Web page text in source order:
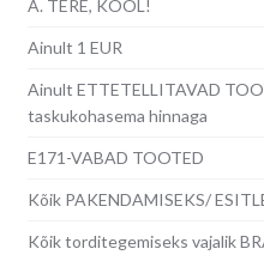
A. TERE, KOOL!
Ainult 1 EUR
Ainult ETTETELLITAVAD
taskukohasema hinnaga
E171-VABAD TOOTED
Kõik PAKENDAMISEKS/
Kõik torditegemiseks vajalik